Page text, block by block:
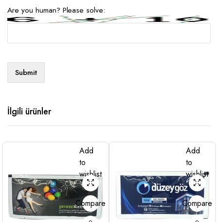
Are you human? Please solve:
İlgili ürünler
Add
to
wishlist
Compare
Add
to
wishlist
Compare